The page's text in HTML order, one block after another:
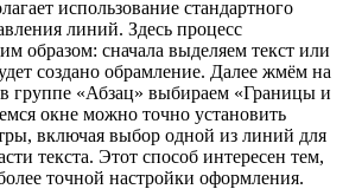
использование стандартного
линий. Здесь процесс
образом: сначала выделяем текст или
создано обрамление. Далее жмём на
группе «Абзац» выбираем «Границы и
окне можно точно установить
включая выбор одной из линий для
текста. Этот способ интересен тем,
точной настройки оформления.